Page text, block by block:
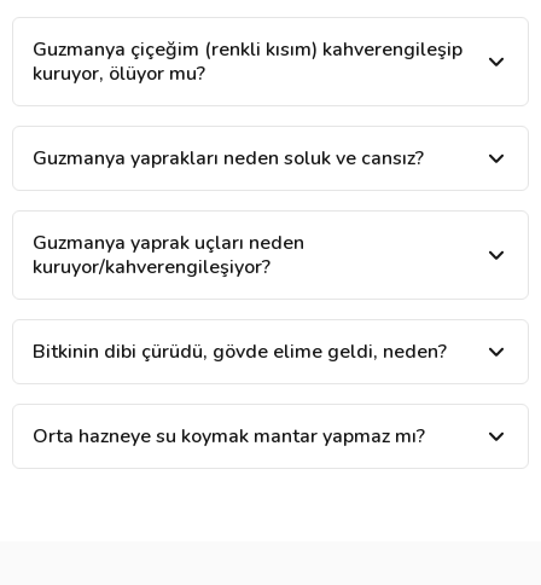
Guzmanya çiçeğim (renkli kısım) kahverengileşip
kuruyor, ölüyor mu?
Guzmanya yaprakları neden soluk ve cansız?
Guzmanya yaprak uçları neden
kuruyor/kahverengileşiyor?
Bitkinin dibi çürüdü, gövde elime geldi, neden?
Orta hazneye su koymak mantar yapmaz mı?